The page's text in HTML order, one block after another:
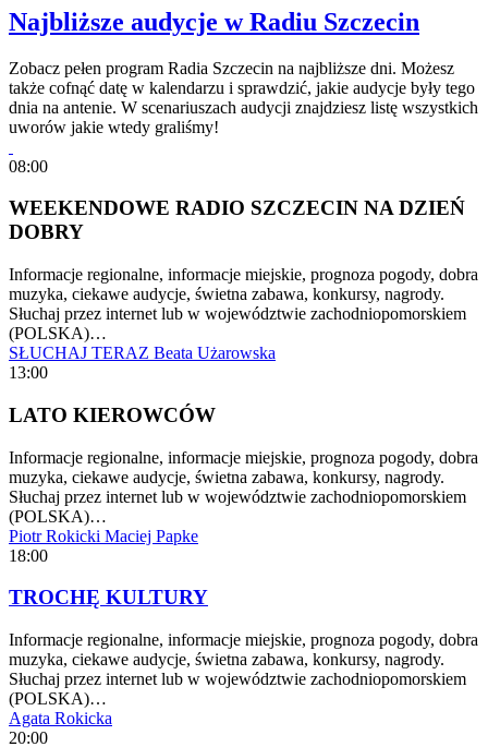
Najbliższe audycje w Radiu Szczecin
Zobacz pełen program Radia Szczecin na najbliższe dni. Możesz
także cofnąć datę w kalendarzu i sprawdzić, jakie audycje były tego
dnia na antenie. W scenariuszach audycji znajdziesz listę wszystkich
uworów jakie wtedy graliśmy!
08:00
WEEKENDOWE RADIO SZCZECIN NA DZIEŃ
DOBRY
Informacje regionalne, informacje miejskie, prognoza pogody, dobra
muzyka, ciekawe audycje, świetna zabawa, konkursy, nagrody.
Słuchaj przez internet lub w województwie zachodniopomorskiem
(POLSKA)…
SŁUCHAJ TERAZ Beata Użarowska
13:00
LATO KIEROWCÓW
Informacje regionalne, informacje miejskie, prognoza pogody, dobra
muzyka, ciekawe audycje, świetna zabawa, konkursy, nagrody.
Słuchaj przez internet lub w województwie zachodniopomorskiem
(POLSKA)…
Piotr Rokicki Maciej Papke
18:00
TROCHĘ KULTURY
Informacje regionalne, informacje miejskie, prognoza pogody, dobra
muzyka, ciekawe audycje, świetna zabawa, konkursy, nagrody.
Słuchaj przez internet lub w województwie zachodniopomorskiem
(POLSKA)…
Agata Rokicka
20:00